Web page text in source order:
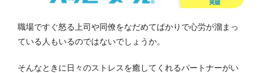
職場ですぐ怒る上司や同僚をなだめてばかりで心労が溜まっ
ている人もいるのではないでしょうか。
そんなときに日々のストレスを癒してくれるパートナーがい